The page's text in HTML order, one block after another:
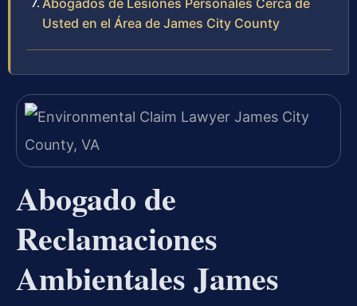
Usted en el Área de James City County
Abogado de
Reclamaciones
Ambientales James